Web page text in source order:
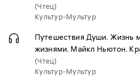
(Чтец)
Культур-Мультур
Путешествия Души. Жизнь
жизнями. Майкл Ньютон.
(Чтец)
Культур-Мультур